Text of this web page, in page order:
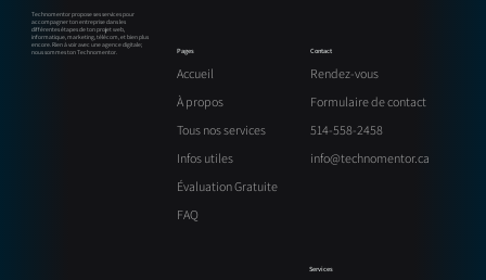
entreprises au Québec
Pages
Accueil
À propos
Tous nos services
Infos utiles
Évaluation Gratuite
FAQ
Contact
Rendez-vous
Formulaire de contact
514-558-2458
info@technomentor.ca
Services
Technomentor propose ses services pour
accompagner ton entreprise dans les
différentes étapes de ton projet web,
informatique, marketing, télécom, et bien plus
encore. Rien à voir avec une agence digitale;
nous sommes ton Technomentor.